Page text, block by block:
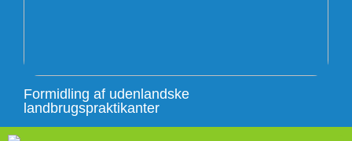
Formidling af udenlandske
landbrugspraktikanter